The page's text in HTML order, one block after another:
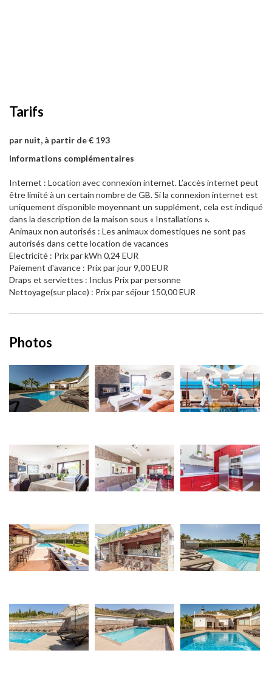
Tarifs
par nuit, à partir de € 193
Informations complémentaires
Internet : Location avec connexion internet. L’accès internet peut
être limité à un certain nombre de GB. Si la connexion internet est
uniquement disponible moyennant un supplément, cela est indiqué
dans la description de la maison sous « Installations ».
Animaux non autorisés : Les animaux domestiques ne sont pas
autorisés dans cette location de vacances
Electricité : Prix par kWh 0,24 EUR
Paiement d'avance : Prix par jour 9,00 EUR
Draps et serviettes : Inclus Prix par personne
Nettoyage(sur place) : Prix par séjour 150,00 EUR
Photos